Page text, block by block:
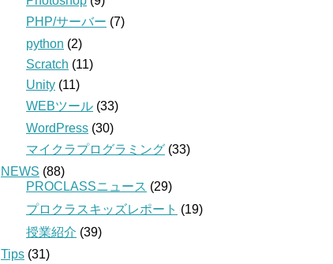
PHP/サーバー (7)
python (2)
Scratch (11)
Unity (11)
WEBツール (33)
WordPress (30)
マイクラプログラミング (33)
NEWS (88)
PROCLASSニュース (29)
プロクラスキッズレポート (19)
授業紹介 (39)
Tips (31)